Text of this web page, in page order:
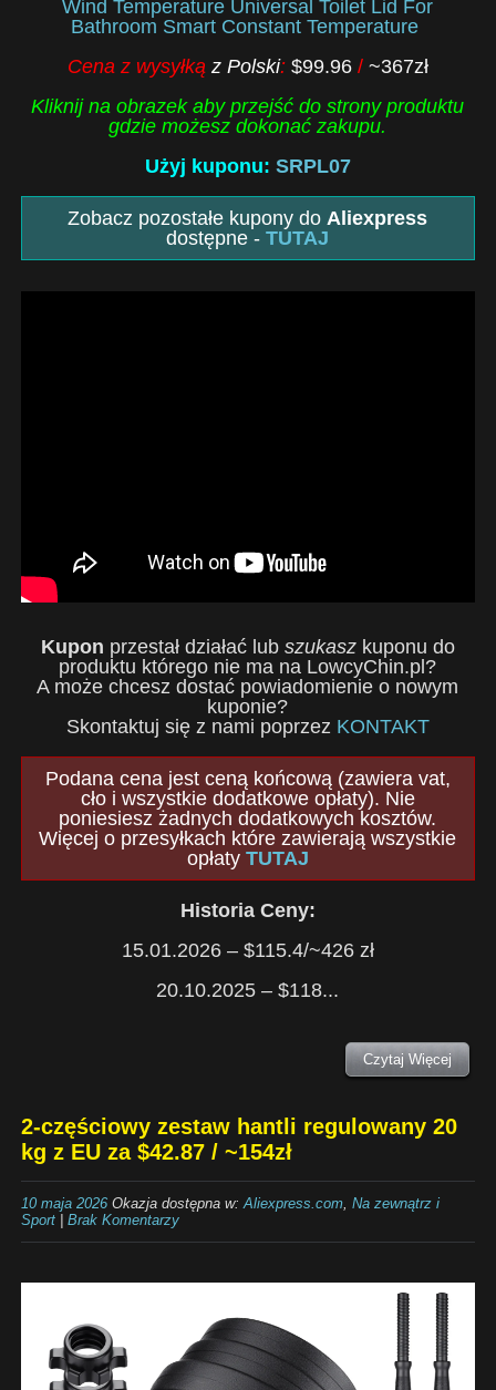
Wind Temperature Universal Toilet Lid For
Bathroom Smart Constant Temperature
Cena z wysyłkąz Polski: $99.96 / ~367zł
Kliknij na obrazek aby przejść do strony produktu
gdzie możesz dokonać zakupu.
Użyj kuponu: SRPL07
Zobacz pozostałe kupony doAliexpress
dostępne -TUTAJ
Kupon przestał działać lub szukaszkuponu do
produktu którego nie ma na LowcyChin.pl?
A może chcesz dostać powiadomienie o nowym
kuponie?
Skontaktuj się z nami poprzez KONTAKT
Podana cena jest ceną końcową (zawiera vat,
cło i wszystkie dodatkowe opłaty). Nie
poniesiesz żadnych dodatkowych kosztów.
Więcej o przesyłkach które zawierają wszystkie
opłaty TUTAJ
Historia Ceny:
15.01.2026 – $115.4/~426 zł
20.10.2025 – $118...
Czytaj Więcej
2-częściowy zestaw hantli regulowany 20
kg z EU za $42.87 / ~154zł
10 maja 2026Okazja dostępna w:Aliexpress.com, Na zewnątrz i
Sport| Brak Komentarzy